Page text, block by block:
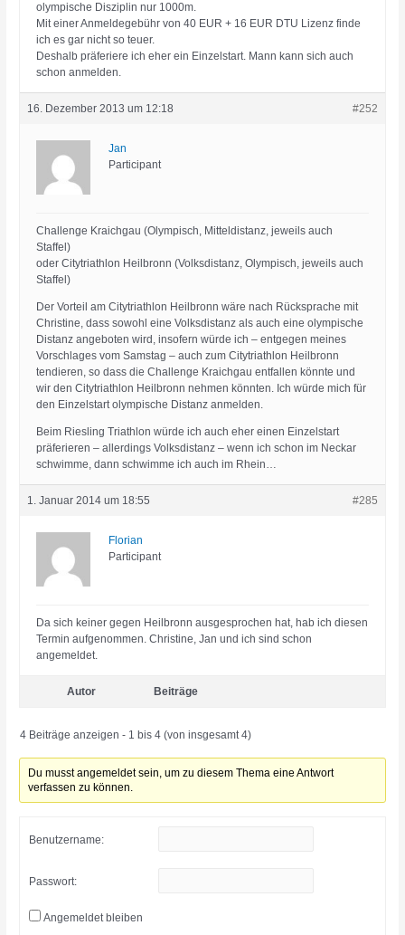
olympische Disziplin nur 1000m.
Mit einer Anmeldegebühr von 40 EUR + 16 EUR DTU Lizenz finde
ich es gar nicht so teuer.
Deshalb präferiere ich eher ein Einzelstart. Mann kann sich auch
schon anmelden.
16. Dezember 2013 um 12:18 #252
Jan
Participant
Challenge Kraichgau (Olympisch, Mitteldistanz, jeweils auch
Staffel)
oder Citytriathlon Heilbronn (Volksdistanz, Olympisch, jeweils auch
Staffel)
Der Vorteil am Citytriathlon Heilbronn wäre nach Rücksprache mit
Christine, dass sowohl eine Volksdistanz als auch eine olympische
Distanz angeboten wird, insofern würde ich – entgegen meines
Vorschlages vom Samstag – auch zum Citytriathlon Heilbronn
tendieren, so dass die Challenge Kraichgau entfallen könnte und
wir den Citytriathlon Heilbronn nehmen könnten. Ich würde mich für
den Einzelstart olympische Distanz anmelden.
Beim Riesling Triathlon würde ich auch eher einen Einzelstart
präferieren – allerdings Volksdistanz – wenn ich schon im Neckar
schwimme, dann schwimme ich auch im Rhein…
1. Januar 2014 um 18:55 #285
Florian
Participant
Da sich keiner gegen Heilbronn ausgesprochen hat, hab ich diesen
Termin aufgenommen. Christine, Jan und ich sind schon
angemeldet.
Autor Beiträge
4 Beiträge anzeigen - 1 bis 4 (von insgesamt 4)
Du musst angemeldet sein, um zu diesem Thema eine Antwort
verfassen zu können.
Benutzername:
Passwort:
Angemeldet bleiben